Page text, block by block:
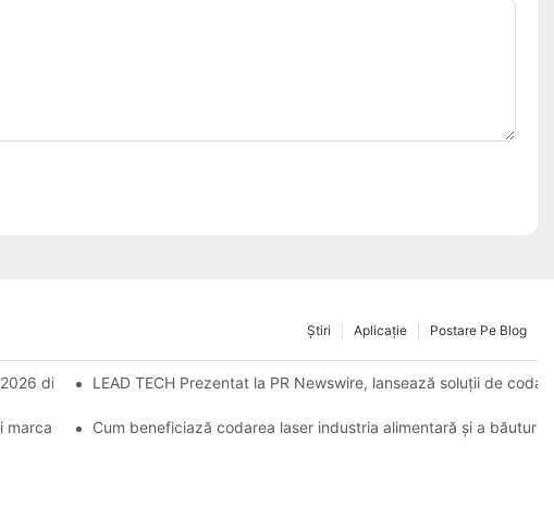
Postare Pe Blog
Aplicație
Ştiri
din DüsseldorfLEAD TECH Prezentat la PR Newswire, lansează soluții de
ambalajelor flexibile
Cum beneficiază codarea laser industria alimentară și a